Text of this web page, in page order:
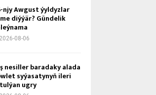
njy Awgust ýyldyzlar
diýýär? Gündelik
2026-08-06
ne­sil­ler ba­ra­da­ky ala­da
sy­ýa­sa­ty­nyň ile­ri
ug­ry